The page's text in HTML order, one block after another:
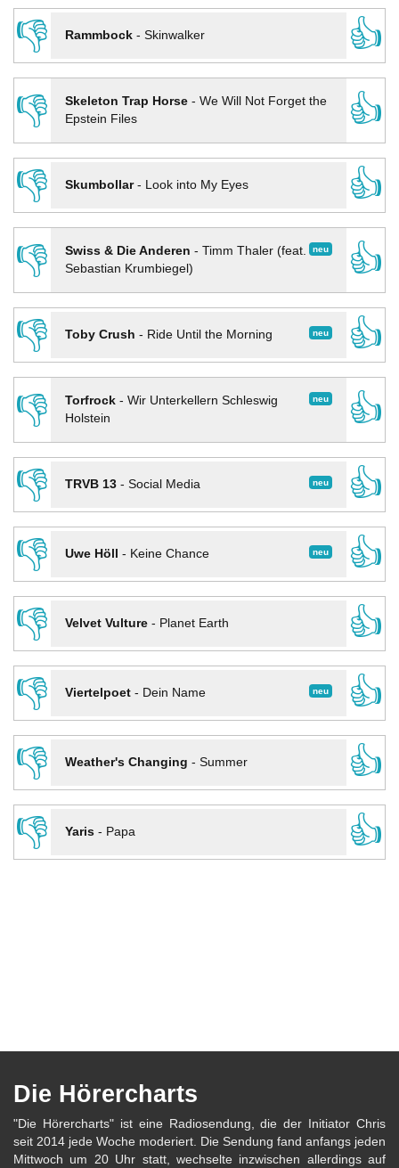
👎
Rammbock- Skinwalker
👍
👎
Skeleton Trap Horse- We Will Not Forget the
Epstein Files
👍
👎
Skumbollar- Look into My Eyes
👍
👎
neu
Swiss & Die Anderen - Timm Thaler (feat.
Sebastian Krumbiegel)
👍
👎
neu
Toby Crush - Ride Until the Morning
👍
👎
neu
Torfrock- Wir Unterkellern Schleswig
Holstein
👍
👎
neu
TRVB 13- Social Media
👍
👎
neu
Uwe Höll - Keine Chance
👍
👎
Velvet Vulture- Planet Earth
👍
👎
neu
Viertelpoet- Dein Name
👍
👎
Weather's Changing - Summer
👍
👎
Yaris- Papa 👍
Die Hörercharts
"Die Hörercharts" ist eine Radiosendung, die der Initiator Chris
seit 2014 jede Woche moderiert. Die Sendung fand anfangs jeden
Mittwoch um 20 Uhr statt, wechselte inzwischen allerdings auf